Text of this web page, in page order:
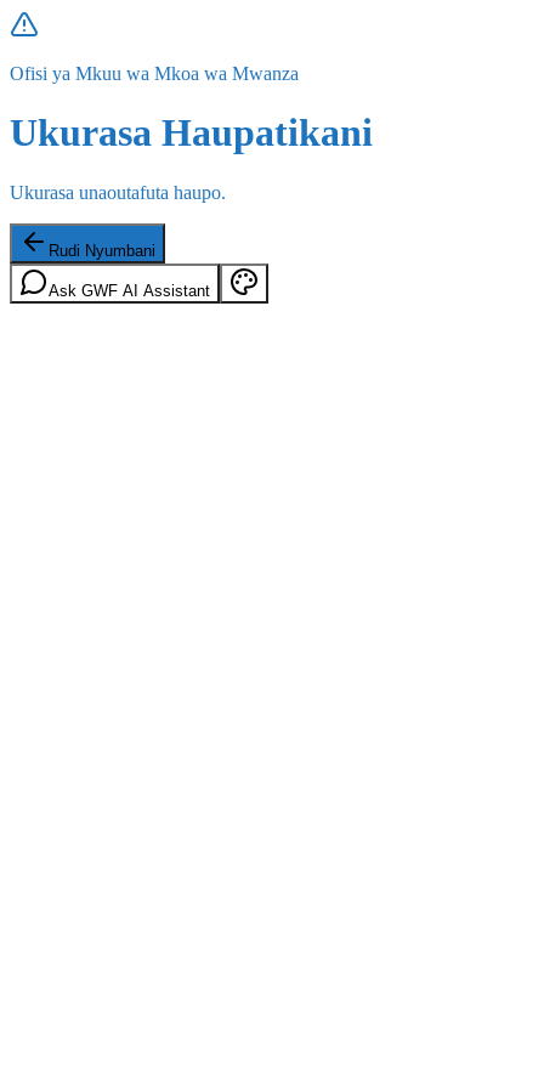
Ofisi ya Mkuu wa Mkoa wa Mwanza
Ukurasa Haupatikani
Ukurasa unaoutafuta haupo.
Rudi Nyumbani
Ask GWF AI Assistant